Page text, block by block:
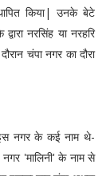
किया| उनके बेटे
नरसिंह या नरहरि
चंपा नगर का दौरा
नगर के कई नाम थे-
'मालिनी' के नाम से